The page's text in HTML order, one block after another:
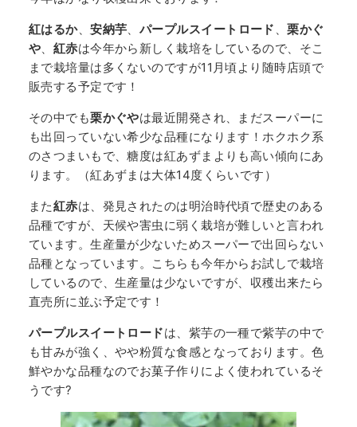
紅はるか、安納芋 パープルスイートロード 、栗かぐ
や
紅赤は今年から新しく栽培をしているので、そこ
まで栽培量は多くないのですが11月頃より随時店頭で
販売する予定です！
その中でも栗かぐやは最近開発され、まだスーパーに
も出回っていない希少な品種になります！ホクホク系
のさつまいもで、糖度は紅あずまよりも高い傾向にあ
ります。（紅あずまは大体14度くらいです）
また紅赤は、発見されたのは明治時代頃で歴史のある
品種ですが、天候や害虫に弱く栽培が難しいと言われ
ています。生産量が少ないためスーパーで出回らない
品種となっています。こちらも今年からお試しで栽培
しているので、生産量は少ないですが、収穫出来たら
直売所に並ぶ予定です！
パープルスイートロードは、紫芋の一種で紫芋の中で
も甘みが強く、やや粉質な食感となっております。色
鮮やかな品種なのでお菓子作りによく使われているそ
うです?